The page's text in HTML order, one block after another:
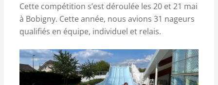
Cette compétition s’est déroulée les 20 et 21 mai
à Bobigny. Cette année, nous avions 31 nageurs
qualifiés en équipe, individuel et relais.